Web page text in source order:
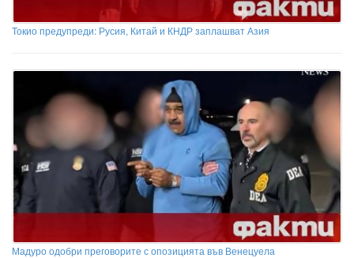
Токио предупреди: Русия, Китай и КНДР заплашват Азия
Мадуро одобри преговорите с опозицията във Венецуела